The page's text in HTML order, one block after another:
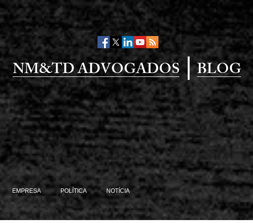
NM&TD ADVOGADOS BLOG
EMPRESA POLÍTICA NOTÍCIA